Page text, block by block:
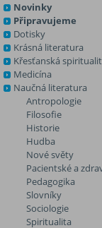
Novinky
Připravujeme
Dotisky
Krásná literatura
Křesťanská
Medicína
Naučná literatura
Antropologie
Filosofie
Historie
Hudba
Nové světy
Pacientské a
Pedagogika
Slovníky
Sociologie
Spiritualita